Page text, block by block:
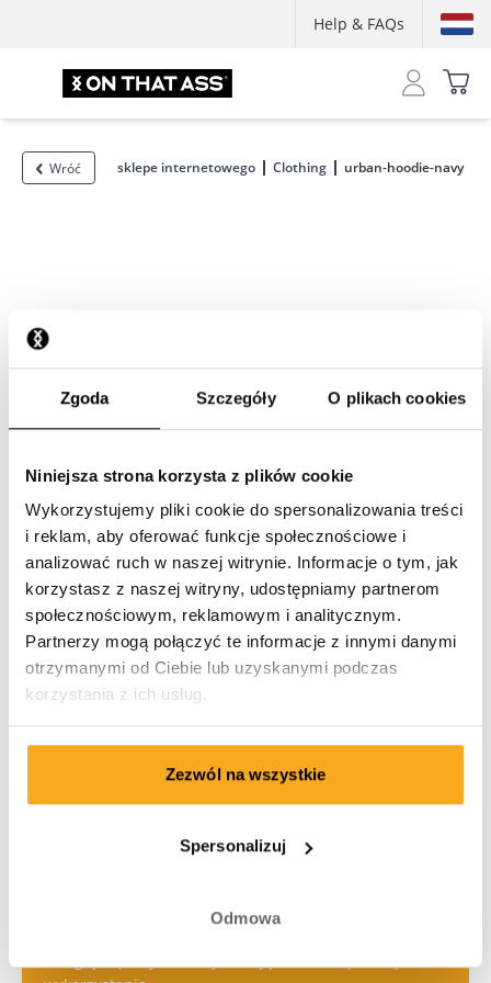
Zgoda Szczegóły O plikach cookies
Niniejsza strona korzysta z plików cookie
Wykorzystujemy pliki cookie do spersonalizowania treści
i reklam, aby oferować funkcje społecznościowe i
analizować ruch w naszej witrynie. Informacje o tym, jak
korzystasz z naszej witryny, udostępniamy partnerom
społecznościowym, reklamowym i analitycznym.
Partnerzy mogą połączyć te informacje z innymi danymi
otrzymanymi od Ciebie lub uzyskanymi podczas
korzystania z ich usług.
Zezwól na wszystkie
Spersonalizuj
Odmowa
Help & FAQs
Wróć sklepe internetowego Clothing urban-hoodie-navy